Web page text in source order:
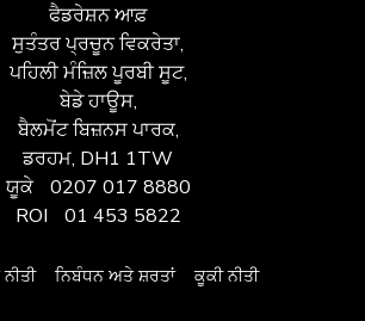
ਫੈਡਰੇਸ਼ਨ ਆਫ਼
ਸੁਤੰਤਰ ਪ੍ਰਚੂਨ ਵਿਕਰੇਤਾ,
ਪਹਿਲੀ ਮੰਜ਼ਿਲ ਪੂਰਬੀ ਸੂਟ,
ਬੇਡੇ ਹਾਊਸ,
ਬੈਲਮੋਂਟ ਬਿਜ਼ਨਸ ਪਾਰਕ,
ਡਰਹਮ, DH1 1TW
ਯੂਕੇ 0207 017 8880
ROI
01 453 5822
ਨਿਬੰਧਨ ਅਤੇ ਸ਼ਰਤਾਂ ਕੂਕੀ ਨੀਤੀ